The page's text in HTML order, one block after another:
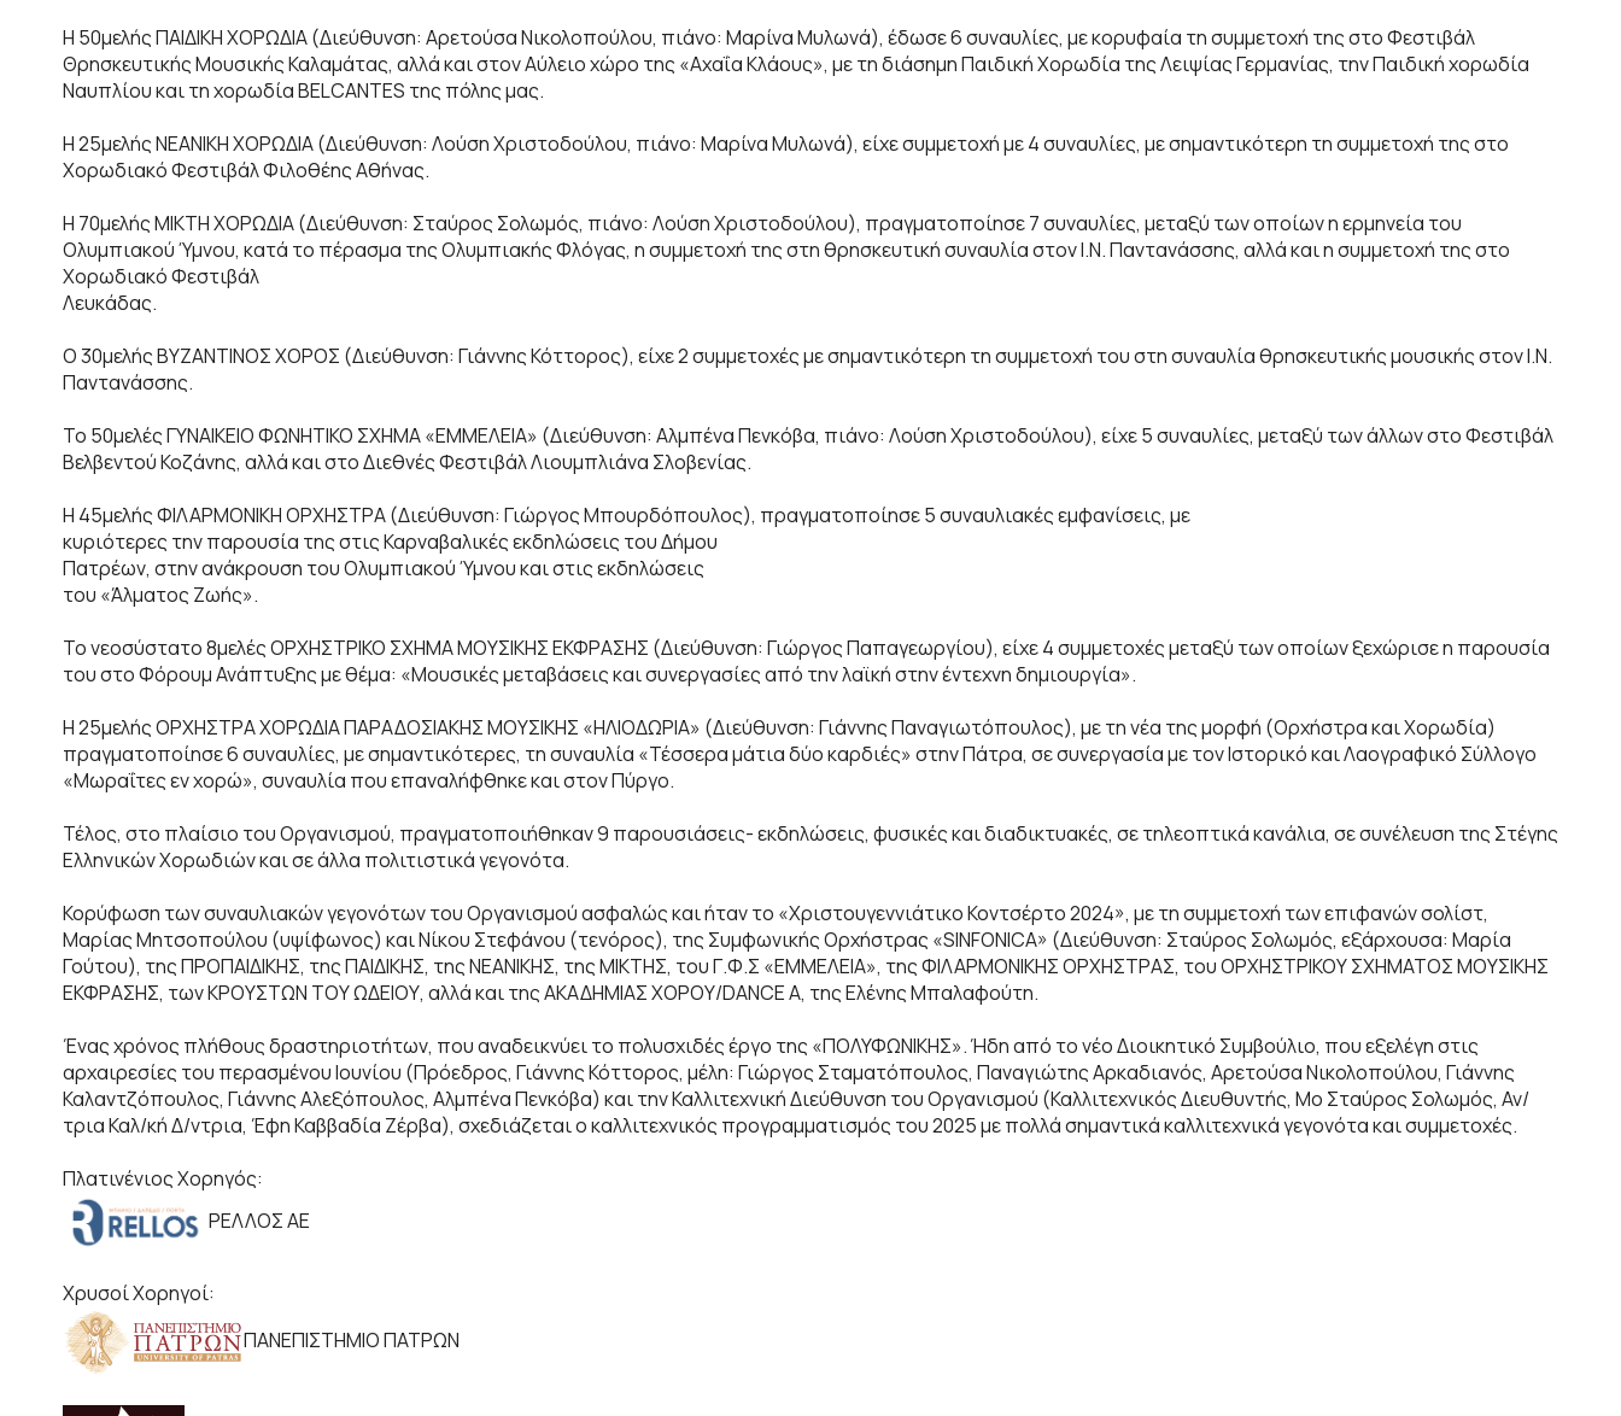
Η 50μελής ΠΑΙΔΙΚΗ ΧΟΡΩΔΙΑ (Διεύθυνση: Αρετούσα Νικολοπούλου, πιάνο: Μαρίνα Μυλωνά), έδωσε 6 συναυλίες, με κορυφαία τη συμμετοχή της στο Φεστιβάλ
Θρησκευτικής Μουσικής Καλαμάτας, αλλά και στον Αύλειο χώρο της «Αχαΐα Κλάους», με τη διάσημη Παιδική Χορωδία της Λειψίας Γερμανίας, την Παιδική χορωδία
Ναυπλίου και τη χορωδία BELCANTES της πόλης μας.
Η 25μελής ΝΕΑΝΙΚΗ ΧΟΡΩΔΙΑ (Διεύθυνση: Λούση Χριστοδούλου, πιάνο: Μαρίνα Μυλωνά), είχε συμμετοχή με 4 συναυλίες, με σημαντικότερη τη συμμετοχή της στο
Χορωδιακό Φεστιβάλ Φιλοθέης Αθήνας.
Η 70μελής ΜΙΚΤΗ ΧΟΡΩΔΙΑ (Διεύθυνση: Σταύρος Σολωμός, πιάνο: Λούση Χριστοδούλου), πραγματοποίησε 7 συναυλίες, μεταξύ των οποίων η ερμηνεία του
Ολυμπιακού Ύμνου, κατά το πέρασμα της Ολυμπιακής Φλόγας, η συμμετοχή της στη θρησκευτική συναυλία στον Ι.Ν. Παντανάσσης, αλλά και η συμμετοχή της στο
Χορωδιακό Φεστιβάλ
Λευκάδας.
Ο 30μελής ΒΥΖΑΝΤΙΝΟΣ ΧΟΡΟΣ (Διεύθυνση: Γιάννης Κόττορος), είχε 2 συμμετοχές με σημαντικότερη τη συμμετοχή του στη συναυλία θρησκευτικής μουσικής στον Ι.Ν.
Παντανάσσης.
Το 50μελές ΓΥΝΑΙΚΕΙΟ ΦΩΝΗΤΙΚΟ ΣΧΗΜΑ «ΕΜΜΕΛΕΙΑ» (Διεύθυνση: Αλμπένα Πενκόβα, πιάνο: Λούση Χριστοδούλου), είχε 5 συναυλίες, μεταξύ των άλλων στο Φεστιβάλ
Βελβεντού Κοζάνης, αλλά και στο Διεθνές Φεστιβάλ Λιουμπλιάνα Σλοβενίας.
Η 45μελής ΦΙΛΑΡΜΟΝΙΚΗ ΟΡΧΗΣΤΡΑ (Διεύθυνση: Γιώργος Μπουρδόπουλος), πραγματοποίησε 5 συναυλιακές εμφανίσεις, με
κυριότερες την παρουσία της στις Καρναβαλικές εκδηλώσεις του Δήμου
Πατρέων, στην ανάκρουση του Ολυμπιακού Ύμνου και στις εκδηλώσεις
του «Άλματος Ζωής».
Το νεοσύστατο 8μελές ΟΡΧΗΣΤΡΙΚΟ ΣΧΗΜΑ ΜΟΥΣΙΚΗΣ ΕΚΦΡΑΣΗΣ (Διεύθυνση: Γιώργος Παπαγεωργίου), είχε 4 συμμετοχές μεταξύ των οποίων ξεχώρισε η παρουσία
του στο Φόρουμ Ανάπτυξης με θέμα: «Μουσικές μεταβάσεις και συνεργασίες από την λαϊκή στην έντεχνη δημιουργία».
Η 25μελής ΟΡΧΗΣΤΡΑ ΧΟΡΩΔΙΑ ΠΑΡΑΔΟΣΙΑΚΗΣ ΜΟΥΣΙΚΗΣ «ΗΛΙΟΔΩΡΙΑ» (Διεύθυνση: Γιάννης Παναγιωτόπουλος), με τη νέα της μορφή (Ορχήστρα και Χορωδία)
πραγματοποίησε 6 συναυλίες, με σημαντικότερες, τη συναυλία «Τέσσερα μάτια δύο καρδιές» στην Πάτρα, σε συνεργασία με τον Ιστορικό και Λαογραφικό Σύλλογο
«Μωραΐτες εν χορώ», συναυλία που επαναλήφθηκε και στον Πύργο.
Τέλος, στο πλαίσιο του Οργανισμού, πραγματοποιήθηκαν 9 παρουσιάσεις- εκδηλώσεις, φυσικές και διαδικτυακές, σε τηλεοπτικά κανάλια, σε συνέλευση της Στέγης
Ελληνικών Χορωδιών και σε άλλα πολιτιστικά γεγονότα.
Κορύφωση των συναυλιακών γεγονότων του Οργανισμού ασφαλώς και ήταν το «Χριστουγεννιάτικο Κοντσέρτο 2024», με τη συμμετοχή των επιφανών σολίστ,
Μαρίας Μητσοπούλου (υψίφωνος) και Νίκου Στεφάνου (τενόρος), της Συμφωνικής Ορχήστρας «SINFONICA» (Διεύθυνση: Σταύρος Σολωμός, εξάρχουσα: Μαρία
Γούτου), της ΠΡΟΠΑΙΔΙΚΗΣ, της ΠΑΙΔΙΚΗΣ, της ΝΕΑΝΙΚΗΣ, της ΜΙΚΤΗΣ, του Γ.Φ.Σ «ΕΜΜΕΛΕΙΑ», της ΦΙΛΑΡΜΟΝΙΚΗΣ ΟΡΧΗΣΤΡΑΣ, του ΟΡΧΗΣΤΡΙΚΟΥ ΣΧΗΜΑΤΟΣ ΜΟΥΣΙΚΗΣ
ΕΚΦΡΑΣΗΣ, των ΚΡΟΥΣΤΩΝ ΤΟΥ ΩΔΕΙΟΥ, αλλά και της ΑΚΑΔΗΜΙΑΣ ΧΟΡΟΥ/DANCE A, της Ελένης Μπαλαφούτη.
Ένας χρόνος πλήθους δραστηριοτήτων, που αναδεικνύει το πολυσχιδές έργο της «ΠΟΛΥΦΩΝΙΚΗΣ». Ήδη από το νέο Διοικητικό Συμβούλιο, που εξελέγη στις
αρχαιρεσίες του περασμένου Ιουνίου (Πρόεδρος, Γιάννης Κόττορος, μέλη: Γιώργος Σταματόπουλος, Παναγιώτης Αρκαδιανός, Αρετούσα Νικολοπούλου, Γιάννης
Καλαντζόπουλος, Γιάννης Αλεξόπουλος, Αλμπένα Πενκόβα) και την Καλλιτεχνική Διεύθυνση του Οργανισμού (Καλλιτεχνικός Διευθυντής, Μο Σταύρος Σολωμός, Αν/
τρια Καλ/κή Δ/ντρια, Έφη Καββαδία Ζέρβα), σχεδιάζεται ο καλλιτεχνικός προγραμματισμός του 2025 με πολλά σημαντικά καλλιτεχνικά γεγονότα και συμμετοχές.
Πλατινένιος Χορηγός:
ΡΕΛΛΟΣ ΑΕ
Χρυσοί Χορηγοί:
ΠΑΝΕΠΙΣΤΗΜΙΟ ΠΑΤΡΩΝ